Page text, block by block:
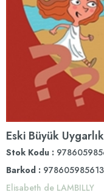
Eski Büyük
Stok Kodu
Barkod :
Elisabeth de LAMBILLY